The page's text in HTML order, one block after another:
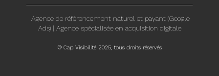
Agence de référencement naturel et payant (Google
Ads)| Agence spécialisée en acquisition digitale
© Cap Visibilité 2025, tous droits réservés